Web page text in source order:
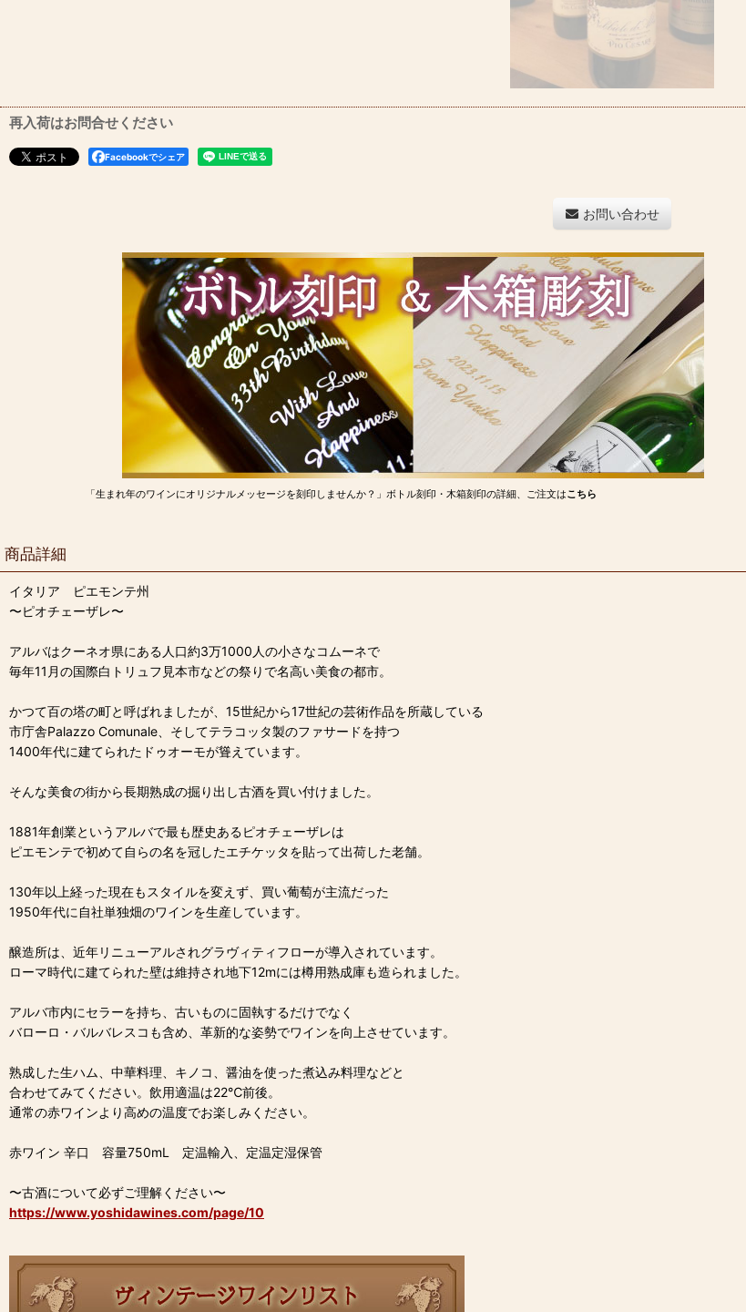
再入荷はお問合せください
Facebookでシェア
お問い合わせ
「生まれ年のワインにオリジナルメッセージを刻印しませんか？」ボトル刻印・木箱刻印の詳細、ご注文はこちら
商品詳細
イタリア ピエモンテ州
〜ピオチェーザレ〜
アルバはクーネオ県にある人口約3万1000人の小さなコムーネで
毎年11月の国際白トリュフ見本市などの祭りで名高い美食の都市。
かつて百の塔の町と呼ばれましたが、15世紀から17世紀の芸術作品を所蔵している
市庁舎Palazzo Comunale、そしてテラコッタ製のファサードを持つ
1400年代に建てられたドゥオーモが聳えています。
そんな美食の街から長期熟成の掘り出し古酒を買い付けました。
1881年創業というアルバで最も歴史あるピオチェーザレは
ピエモンテで初めて自らの名を冠したエチケッタを貼って出荷した老舗。
130年以上経った現在もスタイルを変えず、買い葡萄が主流だった
1950年代に自社単独畑のワインを生産しています。
醸造所は、近年リニューアルされグラヴィティフローが導入されています。
ローマ時代に建てられた壁は維持され地下12mには樽用熟成庫も造られました。
アルバ市内にセラーを持ち、古いものに固執するだけでなく
バローロ・バルバレスコも含め、革新的な姿勢でワインを向上させています。
熟成した生ハム、中華料理、キノコ、醤油を使った煮込み料理などと
合わせてみてください。飲用適温は22℃前後。
通常の赤ワインより高めの温度でお楽しみください。
赤ワイン 辛口 容量750mL 定温輸入、定温定湿保管
〜古酒について必ずご理解ください〜
https://www.yoshidawines.com/page/10